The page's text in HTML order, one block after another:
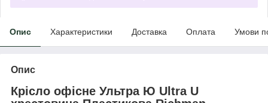
Опис Характеристики Доставка Оплата Умови
Опис
Крісло офісне Ультра Ю Ultra U